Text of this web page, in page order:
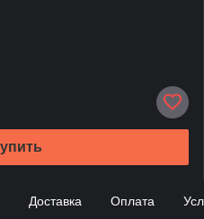
Доставка Оплата